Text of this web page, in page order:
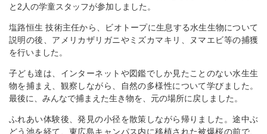
と2人の学童スタッフが参加しました。
塩路恒生 技術主任から、ビオトープに生息する水生生物について
説明の後、アメリカザリガニやミズカマキリ、ヌマエビ等の捕獲
を行いました。
子ども達は、インターネットや図鑑でしか見たことのない水生生
物を捕まえ、観察しながら、自然の多様性について学びました。
最後に、みんなで捕まえた生き物を、元の場所に戻しました。
ふれあい体験後、発見の小径を散策しながら帰りました。途中ぶ
どう池を経て、東広島キャンパス内に移植された被爆桜の前で、